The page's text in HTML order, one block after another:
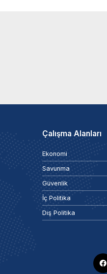
Çalışma Alanları
Ekonomi
Savunma
Güvenlik
İç Politika
Dış Politika